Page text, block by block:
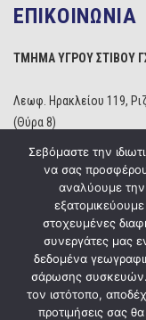
ΕΠΙΚΟΙΝΩΝΙΑ
ΤΜΗΜΑ ΥΓΡΟΥ ΣΤΙΒΟΥ
Λεωφ. Ηρακλείου 119,
(Θύρα 8)
Email:
Copyright © 2020
Σεβόμαστε την
να σας
αναλύουμε την
στοχευμένες
συνεργάτες μας
δεδομένα
σάρωσης συσκευών.
τον ιστότοπο,
προτιμήσεις σας